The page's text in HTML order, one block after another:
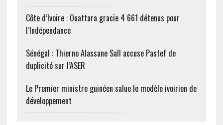
Côte d’Ivoire : Ouattara gracie 4 661 détenus pour
l’Indépendance
Sénégal : Thierno Alassane Sall accuse Pastef de
duplicité sur l’ASER
Le Premier ministre guinéen salue le modèle ivoirien de
développement